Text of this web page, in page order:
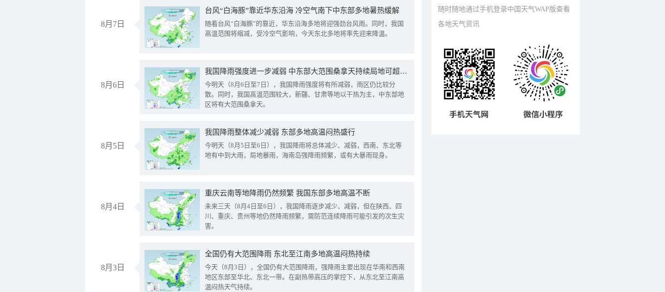
8月7日
台风“白海豚”靠近华东沿海 冷空气南下中东部多地暑热缓解
随着台风“白海豚”的靠近，华东沿海多地将迎强劲台风雨。同时，我国
高温范围将缩减，受冷空气影响，今天东北多地将率先迎来降温。
8月6日
我国降雨强度进一步减弱 中东部大范围桑拿天持续局地可超38℃
今明天（8月6日至7日），我国降雨强度将有所减弱，雨区仍比较分
散。同时，我国高温范围较大，新疆、甘肃等地以干热为主，中东部地
区将有大范围桑拿天。
8月5日
我国降雨整体减少减弱 东部多地高温闷热盛行
今明天（8月5日至6日），我国降雨将总体减少、减弱，西南、东北等
地有中到大雨，局地暴雨，海南岛强降雨频繁，或有大暴雨现身。
8月4日
重庆云南等地降雨仍然频繁 我国东部多地高温不断
未来三天（8月4日至6日），我国降雨逐步减少、减弱，但在陕西、四
川、重庆、贵州等地仍然降雨频繁，需防范连续降雨可能引发的次生灾
害。
8月3日
全国仍有大范围降雨 东北至江南多地高温闷热持续
今天（8月3日），全国仍有大范围降雨，强降雨主要出现在华南和西南
地区东部至华北、东北一带。在副热带高压的掌控下，从东北至江南高
温闷热天气持续。
随时随地通过手机登录中国天气WAP版查看
各地天气资讯